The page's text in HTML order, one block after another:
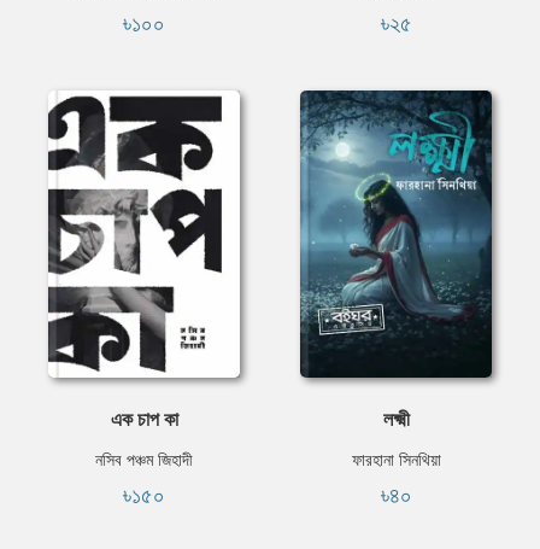
৳১০০ ৳২৫
এক চাপ কা
নসিব পঞ্চম জিহাদী
৳১৫০
লক্ষ্মী
ফারহানা সিনথিয়া
৳৪০